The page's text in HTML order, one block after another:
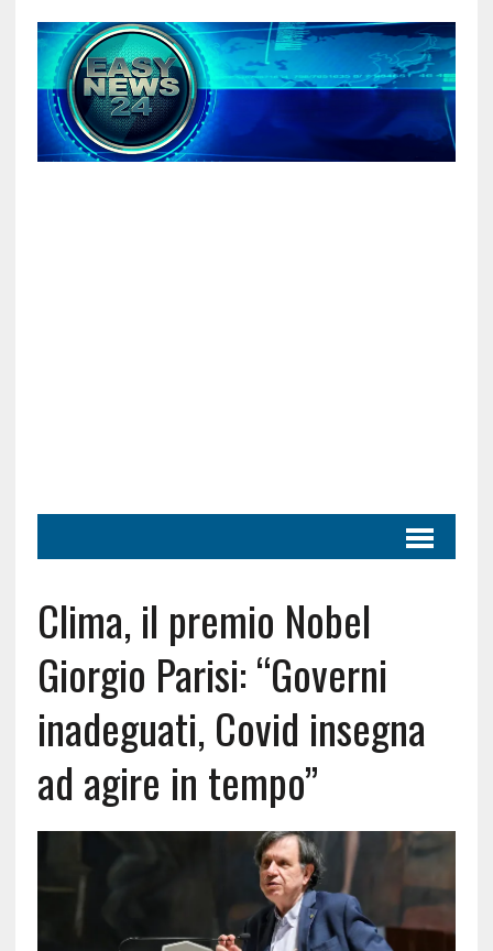
Clima, il premio Nobel
Giorgio Parisi: “Governi
inadeguati, Covid insegna
ad agire in tempo”